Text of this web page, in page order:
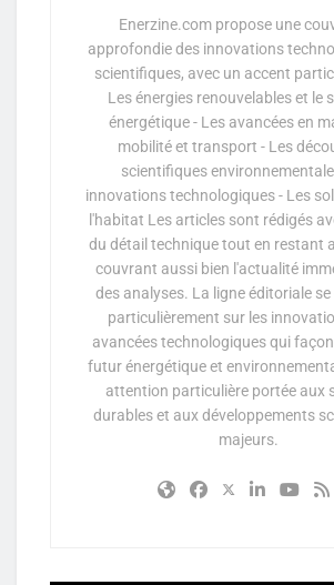
Enerzine.com propose une
approfondie des innovations
scientifiques, avec un accent
Les énergies renouvelables et le
énergétique - Les avancées en
mobilité et transport - Les
scientifiques
innovations technologiques - Les
l'habitat Les articles sont rédigés
du détail technique tout en restant
couvrant aussi bien l'actualité
des analyses. La ligne éditoriale
particulièrement sur les
avancées technologiques qui
futur énergétique et
attention particulière portée aux
durables et aux développements
majeurs.